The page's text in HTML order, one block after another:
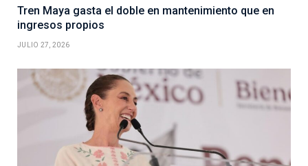
Tren Maya gasta el doble en mantenimiento que en
ingresos propios
JULIO 27, 2026